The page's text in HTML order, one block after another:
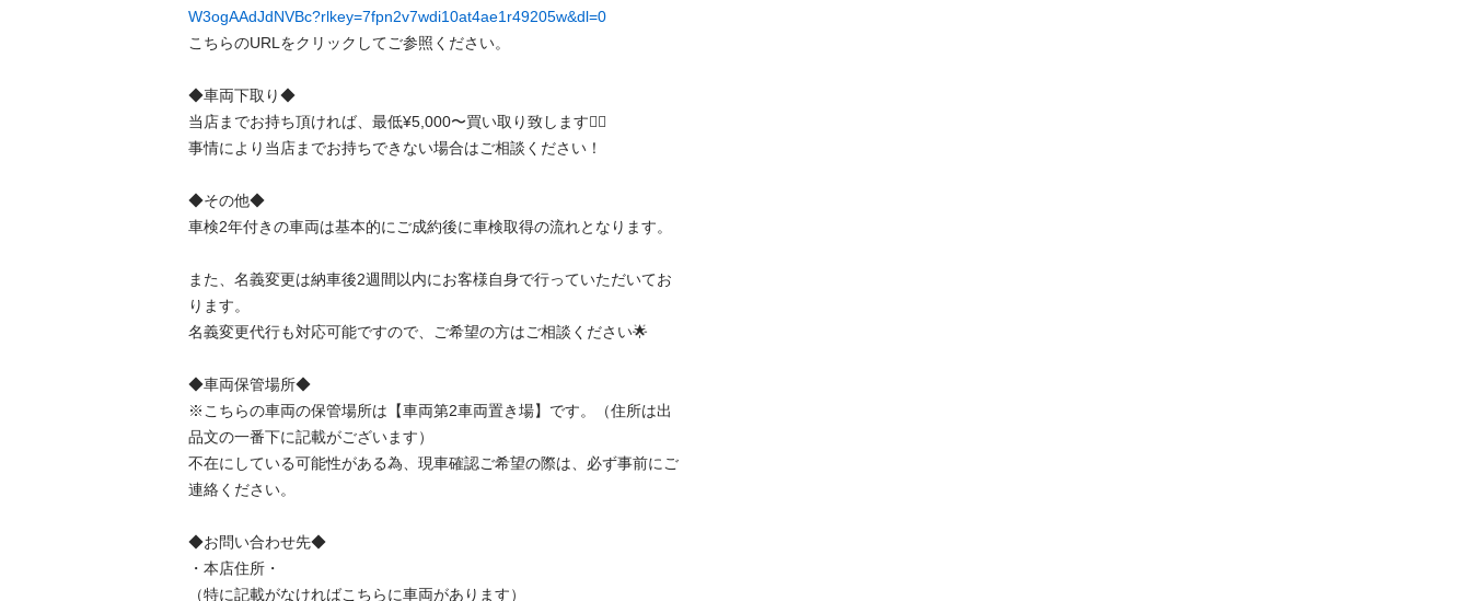
W3ogAAdJdNVBc?rlkey=7fpn2v7wdi10at4ae1r49205w&dl=0
こちらのURLをクリックしてご参照ください。
◆車両下取り◆
当店までお持ち頂ければ、最低¥5,000〜買い取り致します🙆‍♂️
事情により当店までお持ちできない場合はご相談ください！
◆その他◆
車検2年付きの車両は基本的にご成約後に車検取得の流れとなります。
また、名義変更は納車後2週間以内にお客様自身で行っていただいてお
ります。
名義変更代行も対応可能ですので、ご希望の方はご相談ください🌟
◆車両保管場所◆
※こちらの車両の保管場所は【車両第2車両置き場】です。（住所は出
品文の一番下に記載がございます）
不在にしている可能性がある為、現車確認ご希望の際は、必ず事前にご
連絡ください。
◆お問い合わせ先◆
・本店住所・
（特に記載がなければこちらに車両があります）